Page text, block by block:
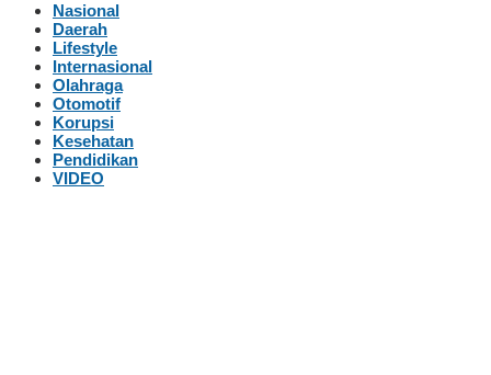
Nasional
Daerah
Lifestyle
Internasional
Olahraga
Otomotif
Korupsi
Kesehatan
Pendidikan
VIDEO